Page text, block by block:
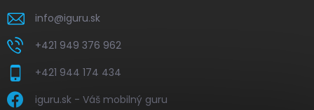
info@iguru.sk
+421 949 376 962
+421 944 174 434
iguru.sk - Váš mobilný guru